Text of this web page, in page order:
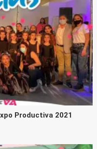
Productiva 2021